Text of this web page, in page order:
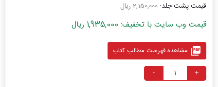
قیمت پشت جلد: 2,150,000 ریال
قیمت وب سایت با تخفیف: 1,935,000 ریال
picture_as_pdf مشاهده فهرست مطالب کتاب
+
-